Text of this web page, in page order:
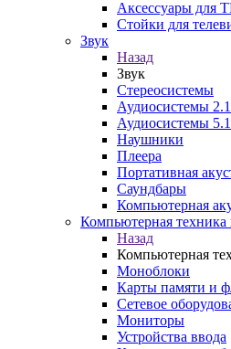
Аксессуары для
Стойки для
Звук
Назад
Звук
Стереосистемы
Аудиосистемы 2.1
Аудиосистемы 5.1
Наушники
Плеера
Портативная
Саундбары
Компьютерная
Компьютерная
Назад
Компьютерная
Моноблоки
Карты памяти и
Сетевое
Мониторы
Устройства ввода